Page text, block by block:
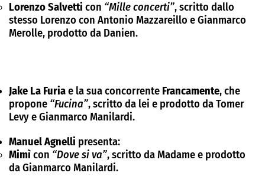
Lorenzo Salvetti con “Mille concerti”, scritto dallo
stesso Lorenzo con Antonio Mazzareillo e Gianmarco
Merolle, prodotto da Danien.
Jake La Furiae la sua concorrente Francamente, che
propone “Fucina”, scritto da lei e prodotto da Tomer
Levy e Gianmarco Manilardi.
Manuel Agnelli presenta:
Mimìcon “Dove si va”, scritto da Madame e prodotto
da Gianmarco Manilardi.